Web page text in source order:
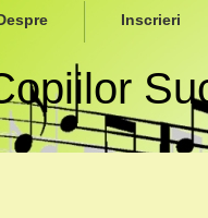
Inscrieri